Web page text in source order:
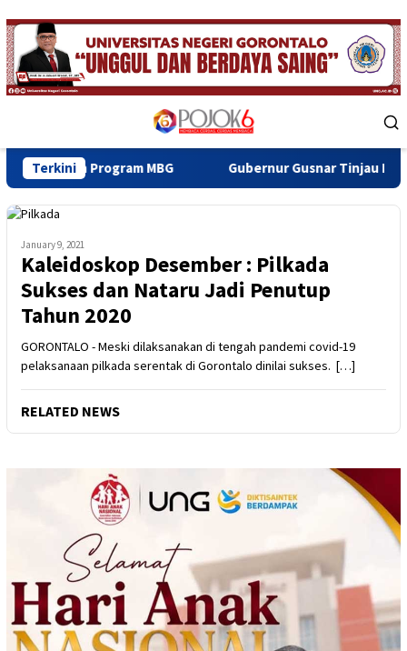
Skip
to
content
Menu
Terkini
MBG Gubernur Gusnar Tinjau Progres BSPS di
January 9, 2021
Kaleidoskop Desember : Pilkada
Sukses dan Nataru Jadi Penutup
Tahun 2020
GORONTALO - Meski dilaksanakan di tengah pandemi covid-19
pelaksanaan pilkada serentak di Gorontalo dinilai sukses. […]
RELATED NEWS